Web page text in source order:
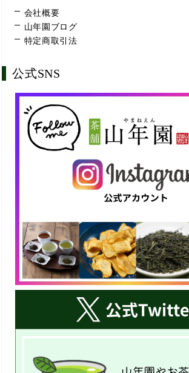
会社概要
山年園ブログ
特定商取引法
公式SNS